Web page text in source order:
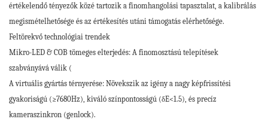
értékelendő tényezők közé tartozik a finomhangolási tapasztalat, a kalibrálás
megismételhetősége és az értékesítés utáni támogatás elérhetősége.
Feltörekvő technológiai trendek
Mikro-LED & COB tömeges elterjedés: A finomosztású telepítések
szabványává válik (
A virtuális gyártás térnyerése: Növekszik az igény a nagy képfrissítési
gyakoriságú (≥7680Hz), kiváló színpontosságú (δE<1.5), és precíz
kameraszinkron (genlock).